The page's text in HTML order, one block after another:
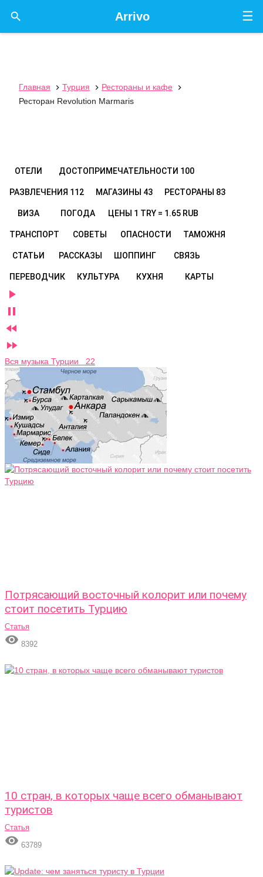
☰
Arrivo

Главная  Турция  Рестораны и кафе

Ресторан Revolution Marmaris
ОТЕЛИ ДОСТОПРИМЕЧАТЕЛЬНОСТИ 100
РАЗВЛЕЧЕНИЯ 112 МАГАЗИНЫ 43 РЕСТОРАНЫ 83
ВИЗА ПОГОДА ЦЕНЫ 1 TRY = 1.65 RUB
ТРАНСПОРТ СОВЕТЫ ОПАСНОСТИ ТАМОЖНЯ
СТАТЬИ РАССКАЗЫ ШОППИНГ СВЯЗЬ
ПЕРЕВОДЧИК КУЛЬТУРА КУХНЯ КАРТЫ




Вся музыка Турции 22
Потрясающий восточный колорит или почему
стоит посетить Турцию
Статья
 8392
10 стран, в которых чаще всего обманывают
туристов
Статья
 63789